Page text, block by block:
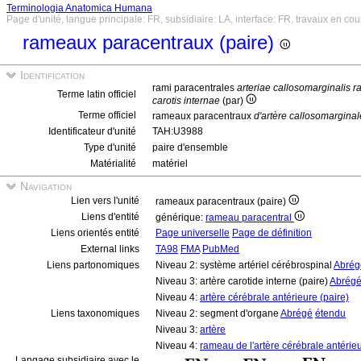
Terminologia Anatomica Humana
Page d'unité, langue principale: FR, subsidiaire: LA, interface: FR, travaux en
rameaux paracentraux (paire)
Identification
Terme latin officiel
rami paracentrales arteriae callosomarginalis
carotis internae (par)
Terme officiel
rameaux paracentraux d'artère
Identificateur d'unité
TAH:U3988
Type d'unité
paire d'ensemble
Matérialité
matériel
Navigation
Lien vers l'unité
rameaux paracentraux (paire)
Liens d'entité
générique: rameau paracentral
Liens orientés entité
Page universelle Page de définition
External links
TA98 FMA PubMed
Liens partonomiques
Niveau 2: système artériel cérébrospinal
Niveau 3: artère carotide interne (paire)Abrégé
Niveau 4: artère cérébrale antérieure (paire)
Liens taxonomiques
Niveau 2: segment d'organe Abrégé étendu
Niveau 3: artère
Niveau 4: rameau de l'artère cérébrale